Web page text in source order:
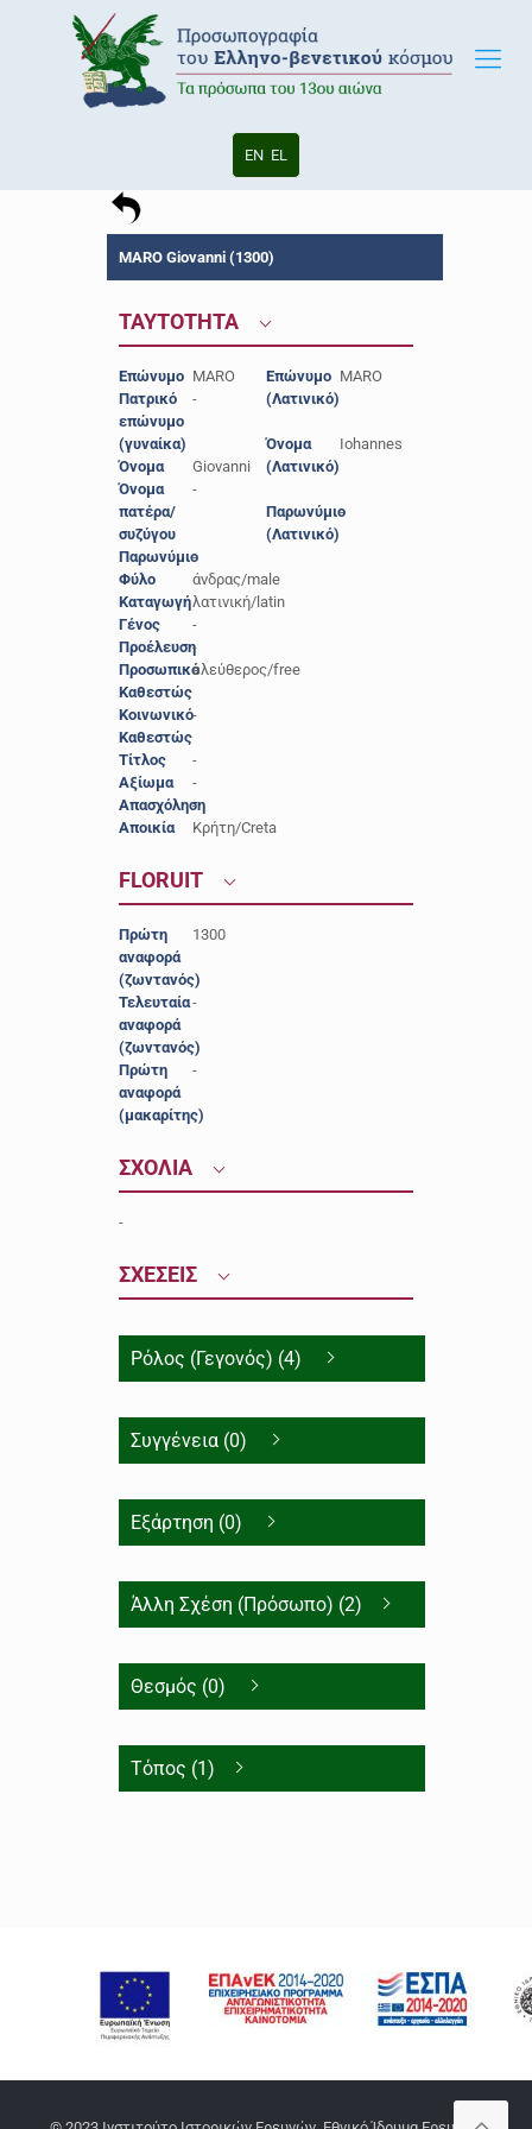
EN EL
MARO Giovanni (1300)
ΤΑΥΤΟΤΗΤΑ
Επώνυμο MARO
Πατρικό
επώνυμο
(γυναίκα)
-
Όνομα
Giovanni
Όνομα
πατέρα/
συζύγου
-
Παρωνύμιο
-
Φύλο
άνδρας/male
Καταγωγήλατινική/latin
Γένος
-
Προέλευση-
Προσωπικό
Καθεστώς
ελεύθερος/free
Κοινωνικό
Καθεστώς
-
Τίτλος
-
Αξίωμα
-
Απασχόληση
-
Αποικία
Κρήτη/Creta
Επώνυμο
(Λατινικό)
MARO
Όνομα
(Λατινικό)
Iohannes
Παρωνύμιο
(Λατινικό)
-
FLORUIT
Πρώτη
αναφορά
(ζωντανός)
1300
Τελευταία
αναφορά
(ζωντανός)
-
Πρώτη
αναφορά
(μακαρίτης)
-
ΣΧΟΛΙΑ
-
ΣΧΕΣΕΙΣ
Ρόλος (Γεγονός) (4)
Συγγένεια (0)
Εξάρτηση (0)
Άλλη Σχέση (Πρόσωπο) (2)
Θεσμός (0)
Τόπος (1)